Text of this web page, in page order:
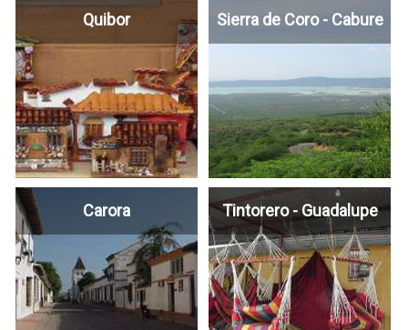
Quibor Sierra de Coro - Cabure
Carora Tintorero - Guadalupe